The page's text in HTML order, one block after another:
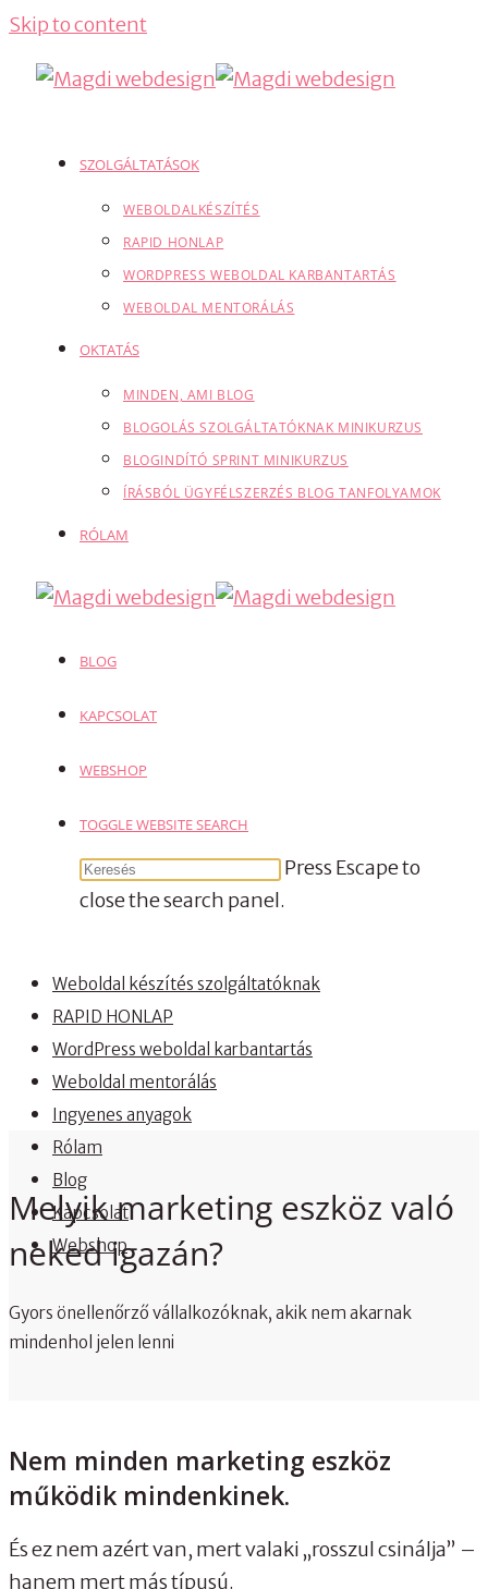
Skip to content
SZOLGÁLTATÁSOK
WEBOLDALKÉSZÍTÉS
RAPID HONLAP
WORDPRESS WEBOLDAL KARBANTARTÁS
WEBOLDAL MENTORÁLÁS
OKTATÁS
MINDEN, AMI BLOG
BLOGOLÁS SZOLGÁLTATÓKNAK MINIKURZUS
BLOGINDÍTÓ SPRINT MINIKURZUS
ÍRÁSBÓL ÜGYFÉLSZERZÉS BLOG TANFOLYAMOK
RÓLAM
BLOG
KAPCSOLAT
WEBSHOP
TOGGLE WEBSITE SEARCH
Press Escape to
close the search panel.
Weboldal készítés szolgáltatóknak
RAPID HONLAP
WordPress weboldal karbantartás
Weboldal mentorálás
Ingyenes anyagok
Rólam
Blog
Kapcsolat
Webshop
Melyik marketing eszköz való
neked igazán?
Gyors önellenőrző vállalkozóknak, akik nem akarnak
mindenhol jelen lenni
Nem minden marketing eszköz
működik mindenkinek.
És ez nem azért van, mert valaki „rosszul csinálja” –
hanem mert más típusú.